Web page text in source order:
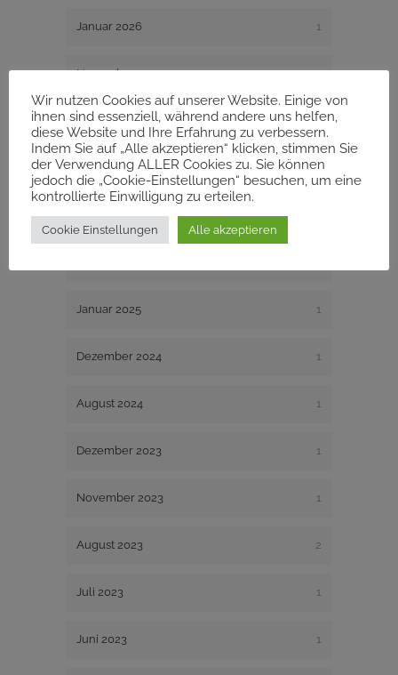
Januar 2026 1
November 2025 1
September 2025 1
Juli 2025 1
Mai 2025
Januar 2025 1
Dezember 2024 1
August 2024 1
Dezember 2023 1
November 2023 1
August 2023 2
Juli 2023 1
Juni 2023 1
Wir nutzen Cookies auf unserer Website. Einige von
ihnen sind essenziell, während andere uns helfen,
diese Website und Ihre Erfahrung zu verbessern.
Indem Sie auf „Alle akzeptieren“ klicken, stimmen Sie
der Verwendung ALLER Cookies zu. Sie können
jedoch die „Cookie-Einstellungen“ besuchen, um eine
kontrollierte Einwilligung zu erteilen.
Cookie Einstellungen Alle akzeptieren